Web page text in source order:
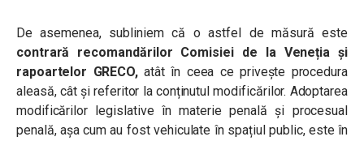
De asemenea, subliniem că o astfel de măsură este
contrară recomandărilor Comisiei de la Veneția și
rapoartelor GRECO, atât în ceea ce privește procedura
aleasă, cât și referitor la conținutul modificărilor. Adoptarea
modificărilor legislative în materie penală și procesual
penală, așa cum au fost vehiculate în spațiul public, este în